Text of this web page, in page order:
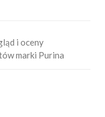
i oceny
marki Purina